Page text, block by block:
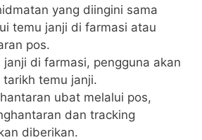
yang diingini sama
temu janji di farmasi atau
pos.
janji di farmasi, pengguna akan
tarikh temu janji.
ubat melalui pos,
dan tracking
diberikan.